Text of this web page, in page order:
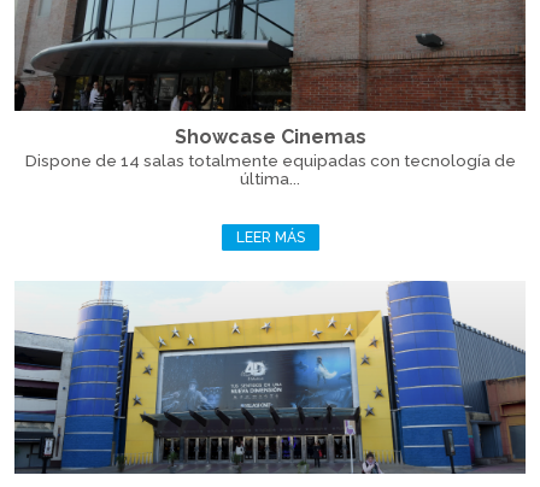
Showcase Cinemas
Dispone de 14 salas totalmente equipadas con tecnología de
última...
LEER MÁS